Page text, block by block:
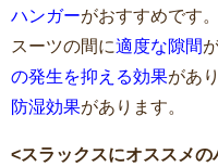
ハンガーがおすすめです
スーツの間に適度な隙間
の発生を抑える効果があ
防湿効果があります。
<スラックスにオススメの